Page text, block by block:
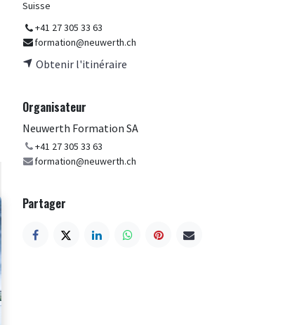
Suisse
+41 27 305 33 63
formation@neuwerth.ch
Obtenir l'itinéraire
Organisateur
Neuwerth Formation SA
+41 27 305 33 63
formation@neuwerth.ch
Partager